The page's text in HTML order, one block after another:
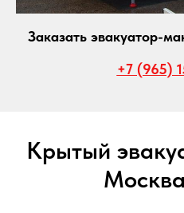
Заказать эвакуатор-
+7 (965)
Крытый